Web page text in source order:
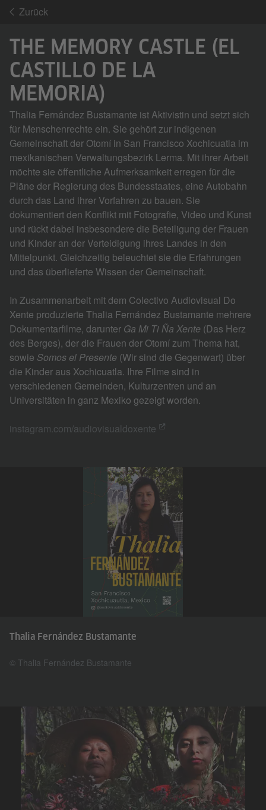
Zurück
THE MEMORY CASTLE (EL
CASTILLO DE LA
MEMORIA)
Thalia Fernández Bustamante ist Aktivistin und setzt sich
für Menschenrechte ein. Sie gehört zur indigenen
Gemeinschaft der Otomí in San Francisco Xochicuatla im
mexikanischen Verwaltungsbezirk Lerma. Mit ihrer Arbeit
möchte sie öffentliche Aufmerksamkeit erregen für die
Pläne der Regierung des Bundesstaates, eine Autobahn
durch das Land ihrer Vorfahren zu bauen. Sie
dokumentiert den Konflikt mit Fotografie, Video und Kunst
und rückt dabei insbesondere die Beteiligung der Frauen
und Kinder an der Verteidigung ihres Landes in den
Mittelpunkt. Gleichzeitig beleuchtet sie die Erfahrungen
und das überlieferte Wissen der Gemeinschaft.
In Zusammenarbeit mit dem Colectivo Audiovisual Do
Xente produzierte Thalia Fernández Bustamante mehrere
Dokumentarfilme, darunter Ga Mi Ti Ña Xente (Das Herz
des Berges), der die Frauen der Otomí zum Thema hat,
sowie Somos el Presente (Wir sind die Gegenwart) über
die Kinder aus Xochicuatla. Ihre Filme sind in
verschiedenen Gemeinden, Kulturzentren und an
Universitäten in ganz Mexiko gezeigt worden.
instagram.com/audiovisualdoxente
Thalia Fernández Bustamante
© Thalia Fernández Bustamante